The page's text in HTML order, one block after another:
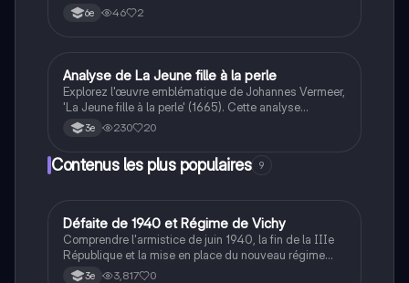
6e 46 2
Français
Analyse de La Jeune fille à la perle
Explorez l'œuvre emblématique de Johannes Vermeer,
'La Jeune fille à la perle' (1665). Cette analyse
détaillée couvre la composition, les couleurs, et le
sens de la peinture, mettant en lumière le contraste
simplicité de la tenue de la jeune fille. Idéal pour les
3e 230 20
Contenus les plus populaires 9
DHistoire
Défaite de 1940 et Régime de Vichy
Comprendre l'armistice de juin 1940, la fin de la IIIe
République et la mise en place du nouveau régime
autoritaire de Philippe Pétain.
3e 3,817 0